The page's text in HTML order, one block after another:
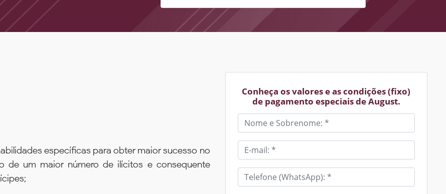
específicas para obter maior sucesso no
de um maior número de ilícitos e consequente
Conheça os valores e as condições (fixo)
de pagamento especiais de August.